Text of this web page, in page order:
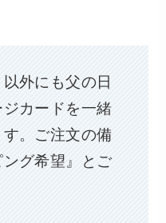
外にも父の日
カードを一緒
。ご注文の備
グ希望』とご